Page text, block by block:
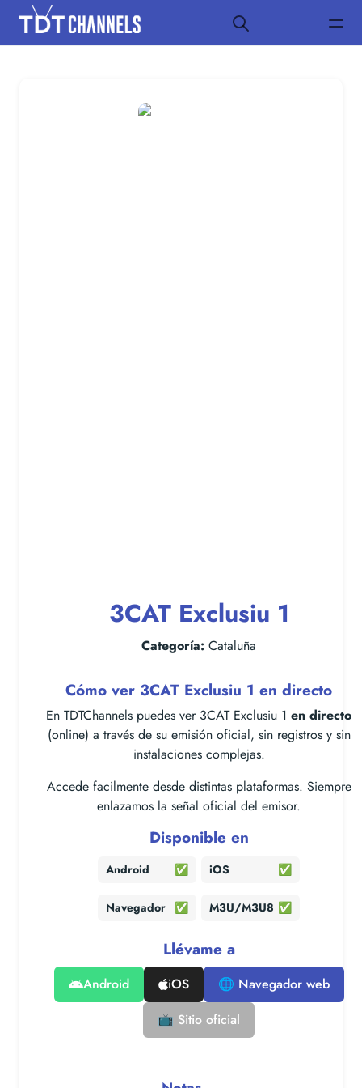
3CAT Exclusiu 1
Categoría: Cataluña
Cómo ver 3CAT Exclusiu 1 en directo
En TDTChannels puedes ver 3CAT Exclusiu 1 en directo
(online) a través de su emisión oficial, sin registros y sin
instalaciones complejas.
Accede facilmente desde distintas plataformas. Siempre
enlazamos la señal oficial del emisor.
Disponible en
Android ✅ iOS ✅
Navegador ✅ M3U/M3U8 ✅
Llévame a
Android iOS
🌐 Navegador web
📺 Sitio oficial